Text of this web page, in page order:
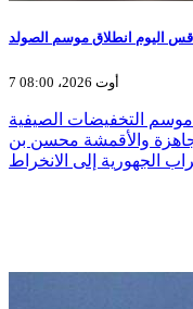
اليوم انطلاق موسم الصولد
7 أوت 2026، 08:00
من اليوم الجمعة 7 أوت موسم التخفيضات الصيفية
والأقمشة محسن بن